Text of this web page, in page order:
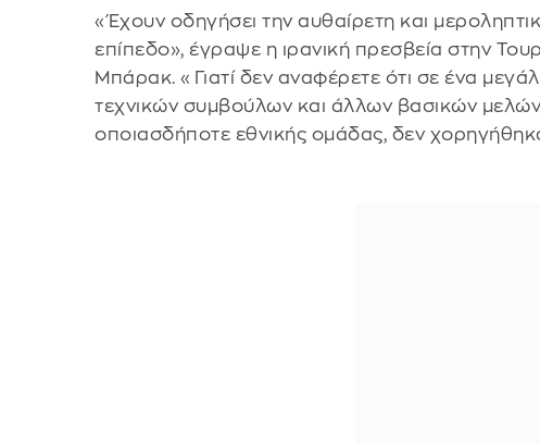
«Έχουν οδηγήσει την αυθαίρετη και
επίπεδο», έγραψε η ιρανική πρεσβεία στην
Μπάρακ. «Γιατί δεν αναφέρετε ότι σε ένα
τεχνικών συμβούλων και άλλων βασικών
οποιασδήποτε εθνικής ομάδας, δεν